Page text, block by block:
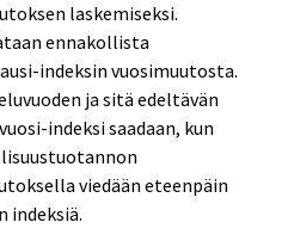
laskemiseksi.
ennakollista
indeksin vuosimuutosta.
ja sitä edeltävän
indeksi saadaan, kun
viedään eteenpäin
indeksiä.